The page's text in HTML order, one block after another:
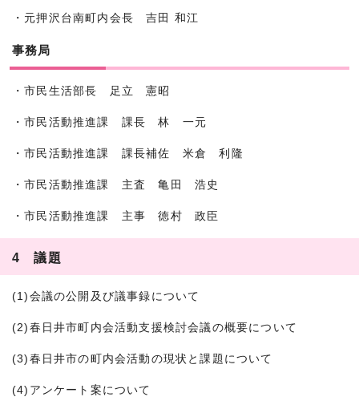
・元押沢台南町内会長 吉田 和江
事務局
・市民生活部長 足立 憲昭
・市民活動推進課 課長 林 一元
・市民活動推進課 課長補佐 米倉 利隆
・市民活動推進課 主査 亀田 浩史
・市民活動推進課 主事 徳村 政臣
4 議題
(1)会議の公開及び議事録について
(2)春日井市町内会活動支援検討会議の概要について
(3)春日井市の町内会活動の現状と課題について
(4)アンケート案について